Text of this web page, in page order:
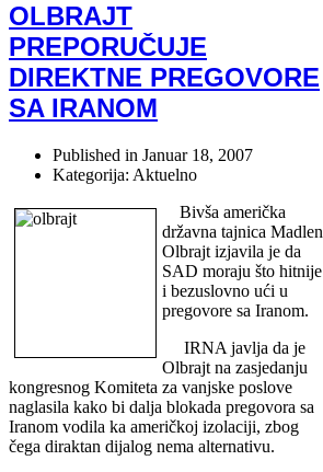
OLBRAJT
PREPORUČUJE
DIREKTNE PREGOVORE
SA IRANOM
Published in Januar 18, 2007
Kategorija: Aktuelno
Bivša američka
državna tajnica Madlen
Olbrajt izjavila je da
SAD moraju što hitnije
i bezuslovno ući u
pregovore sa Iranom.
IRNA javlja da je
Olbrajt na zasjedanju
kongresnog Komiteta za vanjske poslove
naglasila kako bi dalja blokada pregovora sa
Iranom vodila ka američkoj izolaciji, zbog
čega diraktan dijalog nema alternativu.